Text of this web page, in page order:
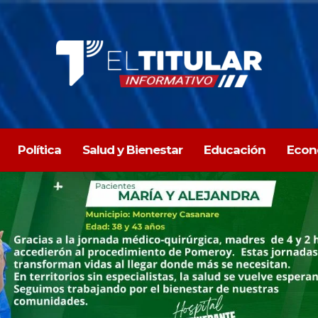
Política Salud y Bienestar Educación